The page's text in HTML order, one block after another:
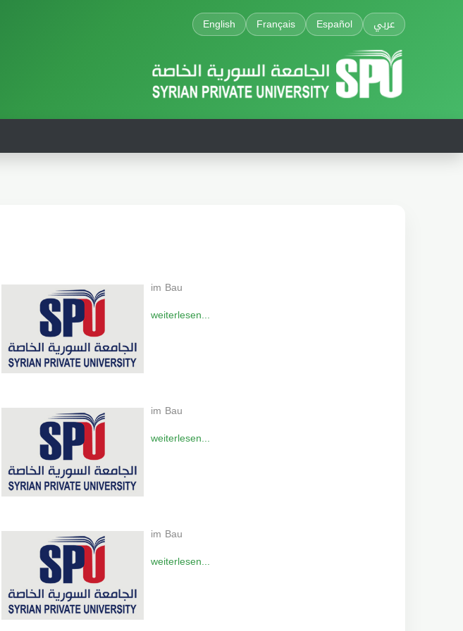
English Français Español عربي
im Bau
weiterlesen...
im Bau
weiterlesen...
im Bau
weiterlesen...